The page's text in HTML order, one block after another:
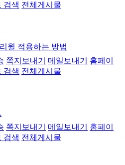
검색 전체게시물
윌 적용하는 방법
쪽지보내기 메일보내기
홈페이
검색 전체게시물
쪽지보내기 메일보내기
홈페이
검색 전체게시물